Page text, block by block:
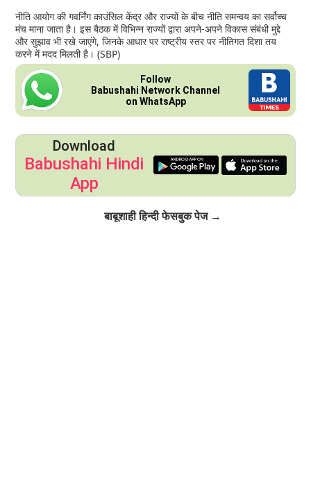
नीति आयोग की गवर्निंग काउंसिल केंद्र और राज्यों के बीच नीति समन्वय का सर्वोच्च
मंच माना जाता है। इस बैठक में विभिन्न राज्यों द्वारा अपने-अपने विकास संबंधी मुद्दे
और सुझाव भी रखे जाएंगे, जिनके आधार पर राष्ट्रीय स्तर पर नीतिगत दिशा तय
करने में मदद मिलती है। (SBP)
Follow
Babushahi Network Channel
on WhatsApp
Download
Babushahi Hindi
App
बाबूशाही हिन्दी फेसबुक पेज →